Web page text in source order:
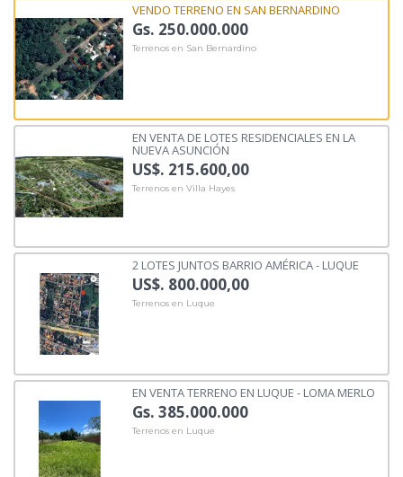
VENDO TERRENO EN SAN BERNARDINO
Gs. 250.000.000
Terrenos en San Bernardino
EN VENTA DE LOTES RESIDENCIALES EN LA
NUEVA ASUNCIÓN
US$. 215.600,00
Terrenos en Villa Hayes
2 LOTES JUNTOS BARRIO AMÉRICA - LUQUE
US$. 800.000,00
Terrenos en Luque
EN VENTA TERRENO EN LUQUE - LOMA MERLO
Gs. 385.000.000
Terrenos en Luque